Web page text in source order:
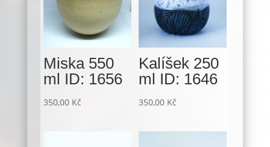
Miska 550
ml ID: 1656
350,00 Kč
Kalíšek 250
ml ID: 1646
350,00 Kč